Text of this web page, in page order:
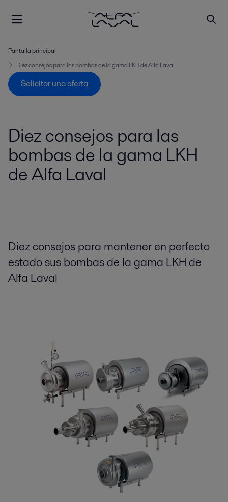
Pantalla principal
Diez consejos para las bombas de la gama LKH de Alfa Laval
Solicitar una oferta
Diez consejos para las
bombas de la gama LKH
de Alfa Laval
Diez consejos para mantener en perfecto
estado sus bombas de la gama LKH de
Alfa Laval